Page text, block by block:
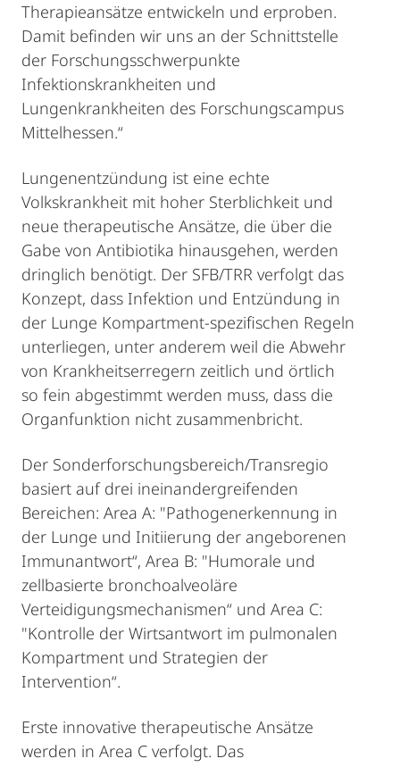
Therapieansätze entwickeln und erproben.
Damit befinden wir uns an der Schnittstelle
der Forschungsschwerpunkte
Infektionskrankheiten und
Lungenkrankheiten des Forschungscampus
Mittelhessen.“
Lungenentzündung ist eine echte
Volkskrankheit mit hoher Sterblichkeit und
neue therapeutische Ansätze, die über die
Gabe von Antibiotika hinausgehen, werden
dringlich benötigt. Der SFB/TRR verfolgt das
Konzept, dass Infektion und Entzündung in
der Lunge Kompartment-spezifischen Regeln
unterliegen, unter anderem weil die Abwehr
von Krankheitserregern zeitlich und örtlich
so fein abgestimmt werden muss, dass die
Organfunktion nicht zusammenbricht.
Der Sonderforschungsbereich/Transregio
basiert auf drei ineinandergreifenden
Bereichen: Area A: "Pathogenerkennung in
der Lunge und Initiierung der angeborenen
Immunantwort“, Area B: "Humorale und
zellbasierte bronchoalveoläre
Verteidigungsmechanismen“ und Area C:
"Kontrolle der Wirtsantwort im pulmonalen
Kompartment und Strategien der
Intervention“.
Erste innovative therapeutische Ansätze
werden in Area C verfolgt. Das